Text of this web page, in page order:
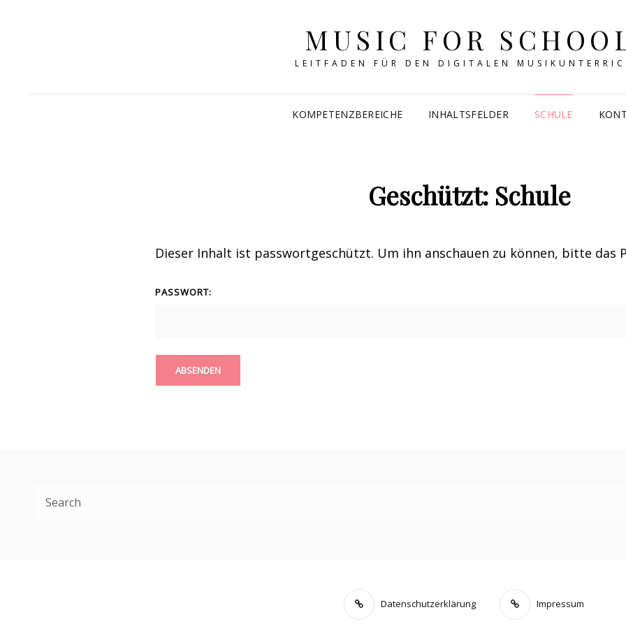
MUSIC FOR
LEITFADEN FÜR DEN DIGITALEN
KOMPETENZBEREICHE INHALTSFELDER SCHULE
Geschützt: Schule
Dieser Inhalt ist passwortgeschützt. Um ihn anschauen zu können, bitte das
PASSWORT:
Datenschutzerklärung Impressum